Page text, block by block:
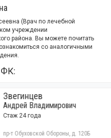
(Врач по лечебной
учреждении
района. Вы можете почитать
со аналогичными
д. 120Б